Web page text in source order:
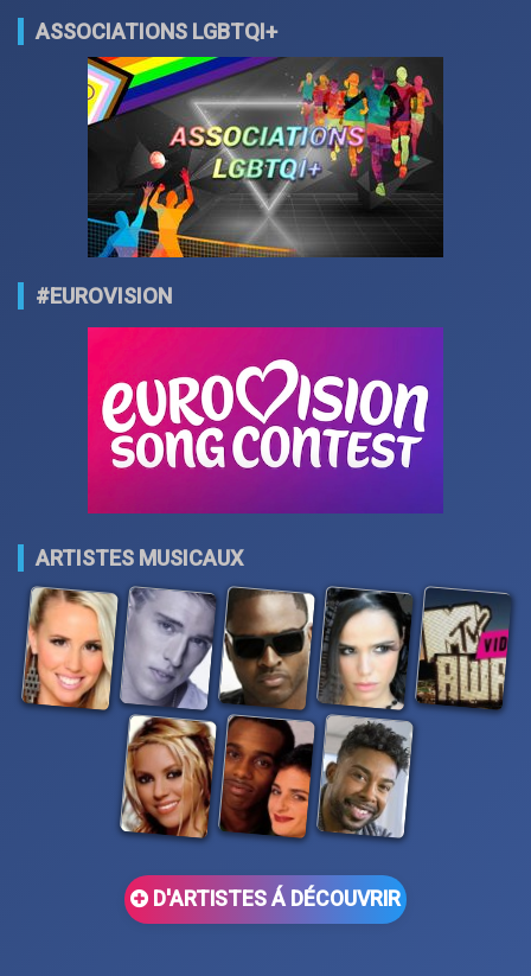
ASSOCIATIONS LGBTQI+
#EUROVISION
ARTISTES MUSICAUX
D'ARTISTES Á DÉCOUVRIR